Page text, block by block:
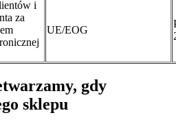
i
za
UE/EOG
gdy
sklepu